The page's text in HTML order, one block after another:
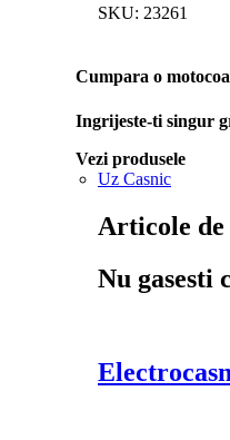
SKU: 23261
Cumpara o
Ingrijeste-ti singur
Vezi produsele
Uz Casnic
Articole de
Nu gasesti